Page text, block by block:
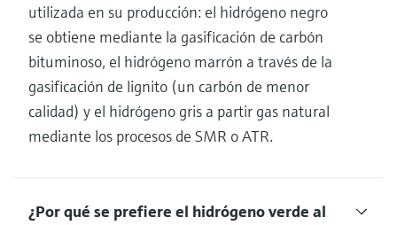
utilizada en su producción: el hidrógeno negro
se obtiene mediante la gasificación de carbón
bituminoso, el hidrógeno marrón a través de la
gasificación de lignito (un carbón de menor
calidad) y el hidrógeno gris a partir gas natural
mediante los procesos de SMR o ATR.
¿Por qué se prefiere el hidrógeno verde al